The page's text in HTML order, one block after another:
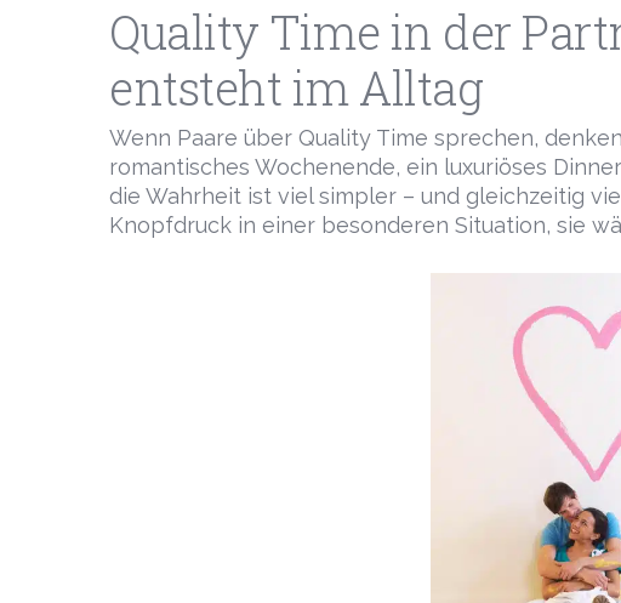
Quality Time in der
entsteht im Alltag
Wenn Paare über Quality Time sprechen,
romantisches Wochenende, ein luxuriöses
die Wahrheit ist viel simpler – und gleichzeitig
Knopfdruck in einer besonderen Situation, sie